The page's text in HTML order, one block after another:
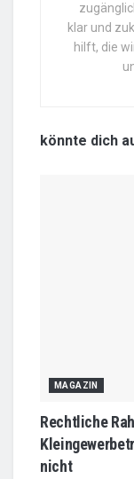
klar und
hilft, die
könnte dich
MAGAZIN
Rechtliche
nicht